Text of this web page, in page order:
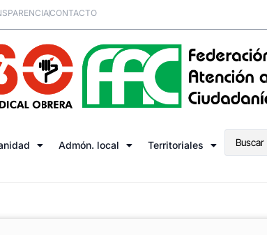
CONTACTO
Admón. local Territoriales